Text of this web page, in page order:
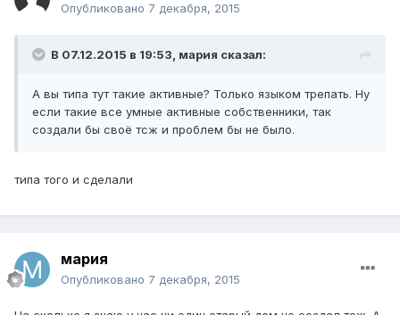
Опубликовано 7 декабря, 2015
В 07.12.2015 в 19:53, мария сказал:
А вы типа тут такие активные? Только языком трепать. Ну
если такие все умные активные собственники, так
создали бы своё тсж и проблем бы не было.
типа того и сделали
мария
Опубликовано 7 декабря, 2015